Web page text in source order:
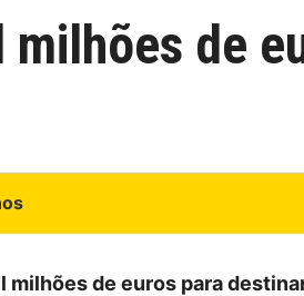
de
milhões de euros para